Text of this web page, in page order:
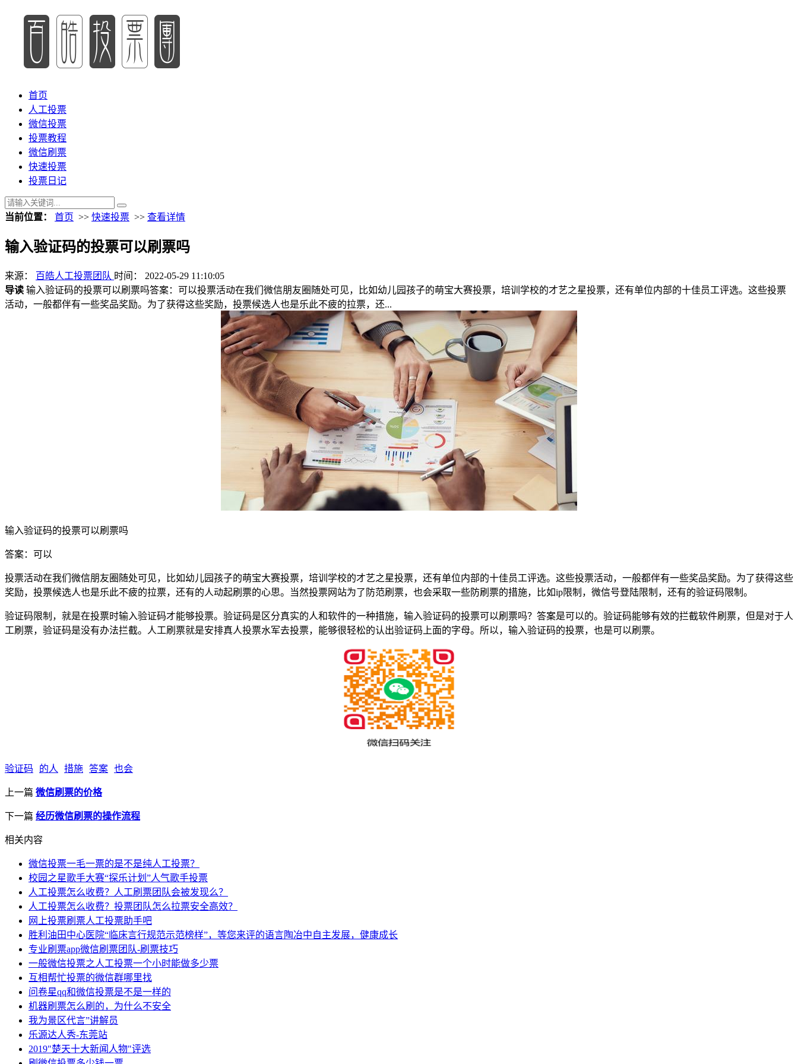
首页
人工投票
微信投票
投票教程
微信刷票
快速投票
投票日记
当前位置： 首页 >> 快速投票 >> 查看详情
输入验证码的投票可以刷票吗
来源： 百皓人工投票团队 时间： 2022-05-29 11:10:05
导读 输入验证码的投票可以刷票吗答案：可以投票活动在我们微信朋友圈随处可见，比如幼儿园孩子的萌宝大赛投票，培训学校的才艺之星投票，还有单位内部的十佳员工评选。这些投票
活动，一般都伴有一些奖品奖励。为了获得这些奖励，投票候选人也是乐此不疲的拉票，还...
输入验证码的投票可以刷票吗
答案：可以
投票活动在我们微信朋友圈随处可见，比如幼儿园孩子的萌宝大赛投票，培训学校的才艺之星投票，还有单位内部的十佳员工评选。这些投票活动，一般都伴有一些奖品奖励。为了获得这些
奖励，投票候选人也是乐此不疲的拉票，还有的人动起刷票的心思。当然投票网站为了防范刷票，也会采取一些防刷票的措施，比如ip限制，微信号登陆限制，还有的验证码限制。
验证码限制，就是在投票时输入验证码才能够投票。验证码是区分真实的人和软件的一种措施，输入验证码的投票可以刷票吗？答案是可以的。验证码能够有效的拦截软件刷票，但是对于人
工刷票，验证码是没有办法拦截。人工刷票就是安排真人投票水军去投票，能够很轻松的认出验证码上面的字母。所以，输入验证码的投票，也是可以刷票。
验证码 的人 措施 答案 也会
上一篇 微信刷票的价格
下一篇 经历微信刷票的操作流程
相关内容
微信投票一毛一票的是不是纯人工投票？
校园之星歌手大赛“探乐计划”人气歌手投票
人工投票怎么收费？人工刷票团队会被发现么？
人工投票怎么收费？投票团队怎么拉票安全高效？
网上投票刷票人工投票助手吧
胜利油田中心医院“临床言行规范示范榜样”，等您来评的语言陶冶中自主发展，健康成长
专业刷票app微信刷票团队-刷票技巧
一般微信投票之人工投票一个小时能做多少票
互相帮忙投票的微信群哪里找
问卷星qq和微信投票是不是一样的
机器刷票怎么刷的，为什么不安全
我为景区代言”讲解员
乐源达人秀-东莞站
2019"楚天十大新闻人物"评选